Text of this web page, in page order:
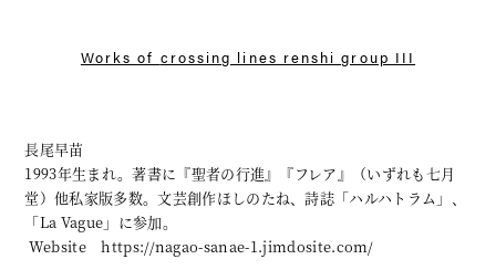
Works of crossing lines renshi group III
長尾早苗
1993年生まれ。著書に『聖者の行進』『フレア』（いずれも七月
堂）他私家版多数。文芸創作ほしのたね、詩誌「ハルハトラム」、
「La Vague」に参加。
Websitehttps://nagao-sanae-1.jimdosite.com/